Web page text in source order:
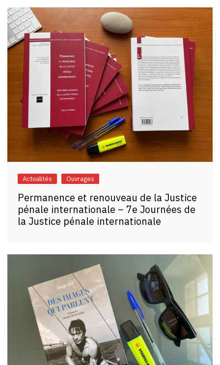
Actualités Ouvrages
Permanence et renouveau de la Justice
pénale internationale – 7e Journées de
la Justice pénale internationale